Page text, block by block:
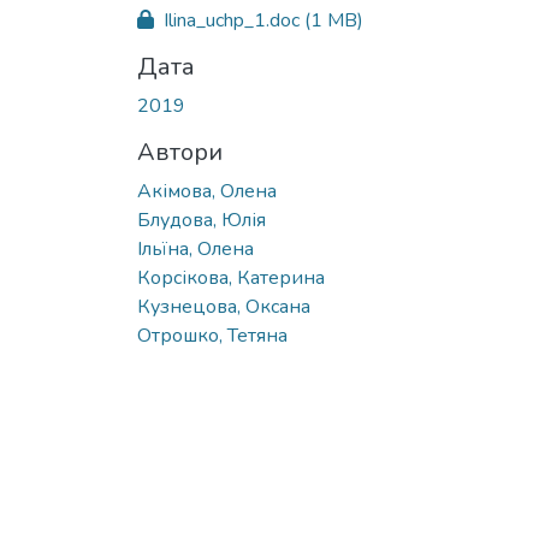
Ilina_uchp_1.doc (1 MB)
Дата
2019
Автори
Акімова, Олена
Блудова, Юлія
Ільїна, Олена
Корсікова, Катерина
Кузнецова, Оксана
Отрошко, Тетяна